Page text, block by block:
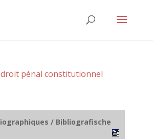
pénal constitutionnel
/ Bibliografische